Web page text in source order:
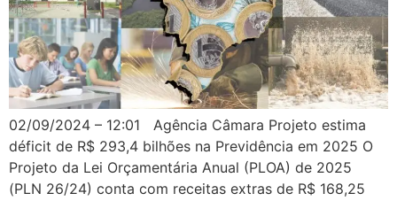
02/09/2024 – 12:01 Agência Câmara Projeto estima
déficit de R$ 293,4 bilhões na Previdência em 2025 O
Projeto da Lei Orçamentária Anual (PLOA) de 2025
(PLN 26/24) conta com receitas extras de R$ 168,25